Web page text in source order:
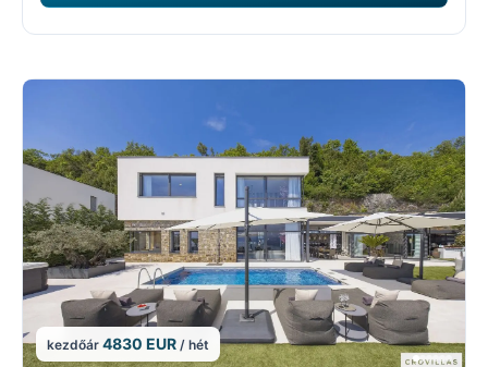
kezdőár 4830 EUR / hét